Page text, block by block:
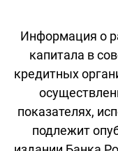
Информация о
капитала в
кредитных
показателях,
подлежит